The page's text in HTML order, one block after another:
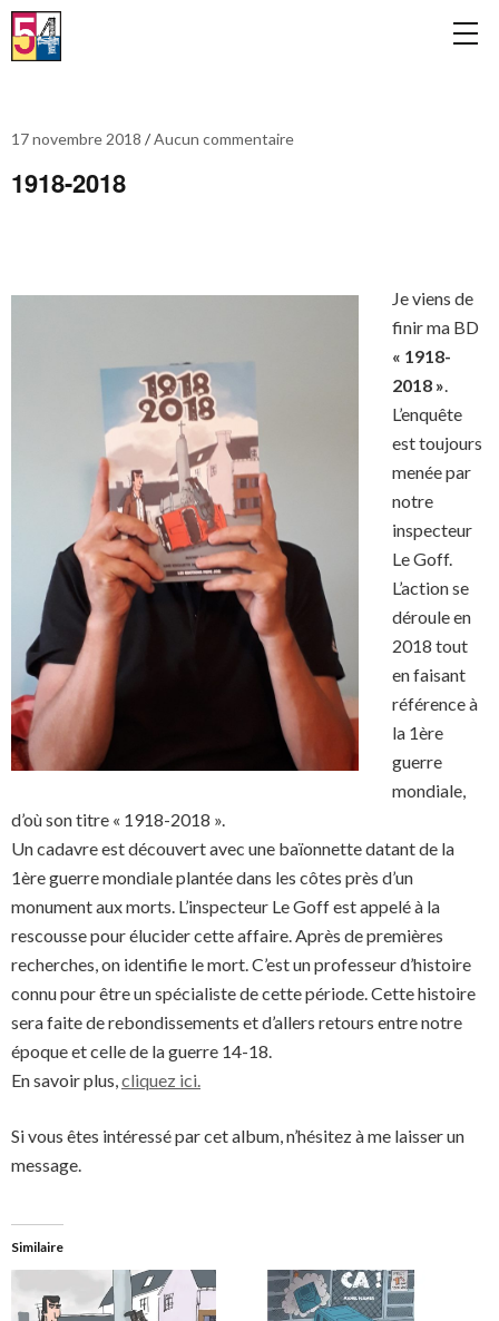
17 novembre 2018 Aucun commentaire
1918-2018
Je viens de
finir ma BD
« 1918-
2018 ».
L’enquête
est toujours
menée par
notre
inspecteur
Le Goff.
L’action se
déroule en
2018 tout
en faisant
référence à
la 1ère
guerre
mondiale,
d’où son titre « 1918-2018 ».
Un cadavre est découvert avec une baïonnette datant de la
1ère guerre mondiale plantée dans les côtes près d’un
monument aux morts. L’inspecteur Le Goff est appelé à la
rescousse pour élucider cette affaire. Après de premières
recherches, on identifie le mort. C’est un professeur d’histoire
connu pour être un spécialiste de cette période. Cette histoire
sera faite de rebondissements et d’allers retours entre notre
époque et celle de la guerre 14-18.
En savoir plus,cliquez ici.
Si vous êtes intéressé par cet album, n’hésitez à me laisser un
message.
Similaire